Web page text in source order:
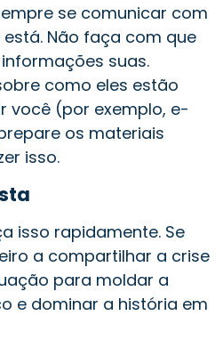
se comunicar com
Não faça com que
suas.
como eles estão
você (por exemplo, e-
os materiais
isso.
isso rapidamente. Se
a compartilhar a crise
para moldar a
e dominar a história em